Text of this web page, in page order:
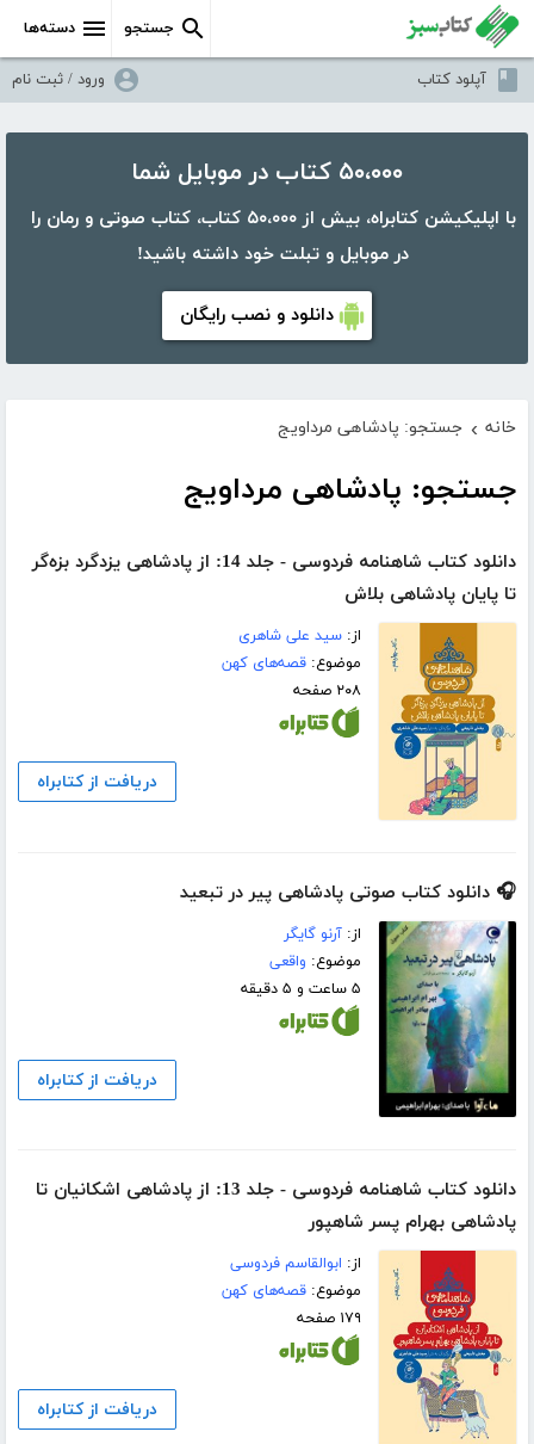
دسته‌ها جستجو
آپلود کتاب ورود / ثبت نام
۵۰،۰۰۰ کتاب در موبایل شما
با اپلیکیشن کتابراه، بیش از ۵۰،۰۰۰ کتاب، کتاب صوتی و رمان را
در موبایل و تبلت خود داشته باشید!
دانلود و نصب رایگان
خانه › جستجو: پادشاهی مرداویج
جستجو: پادشاهی مرداویج
دانلود کتاب شاهنامه فردوسی - جلد 14: از پادشاهی یزدگرد بزه‌گر
تا پایان پادشاهی بلاش
از:سید علی شاهری
موضوع:قصه‌های کهن
۲۰۸ صفحه
دریافت از کتابراه
🎧 دانلود کتاب صوتی پادشاهی پیر در تبعید
از:آرنو گایگر
موضوع: واقعی
۵ ساعت و ۵ دقیقه
دریافت از کتابراه
دانلود کتاب شاهنامه فردوسی - جلد 13: از پادشاهی اشکانیان تا
پادشاهی بهرام پسر شاهپور
از: ابوالقاسم فردوسی
موضوع:قصه‌های کهن
۱۷۹ صفحه
دریافت از کتابراه